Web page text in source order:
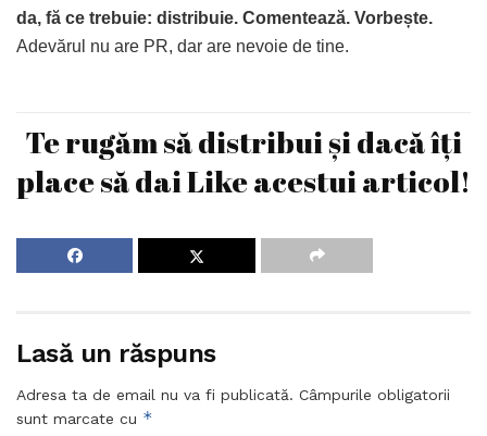
da, fă ce trebuie: distribuie. Comentează. Vorbește.
Adevărul nu are PR, dar are nevoie de tine.
Te rugăm să distribui și dacă îți
place să dai Like acestui articol!
Lasă un răspuns
Adresa ta de email nu va fi publicată. Câmpurile obligatorii
sunt marcate cu *